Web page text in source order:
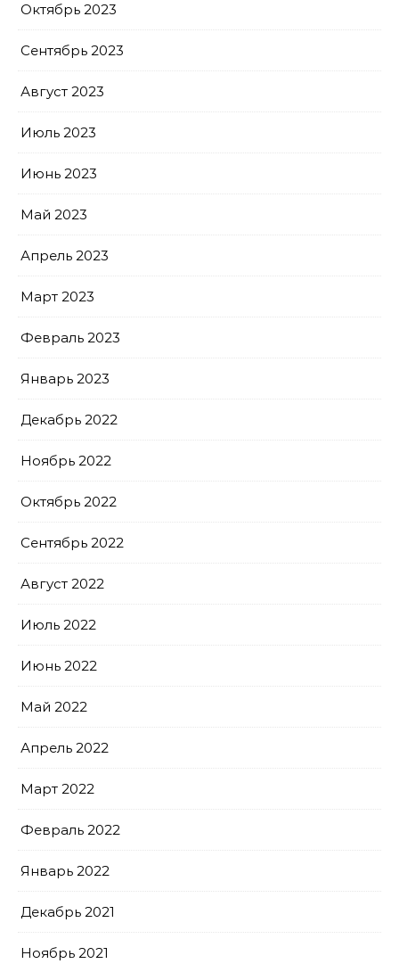
Октябрь 2023
Сентябрь 2023
Август 2023
Июль 2023
Июнь 2023
Май 2023
Апрель 2023
Март 2023
Февраль 2023
Январь 2023
Декабрь 2022
Ноябрь 2022
Октябрь 2022
Сентябрь 2022
Август 2022
Июль 2022
Июнь 2022
Май 2022
Апрель 2022
Март 2022
Февраль 2022
Январь 2022
Декабрь 2021
Ноябрь 2021